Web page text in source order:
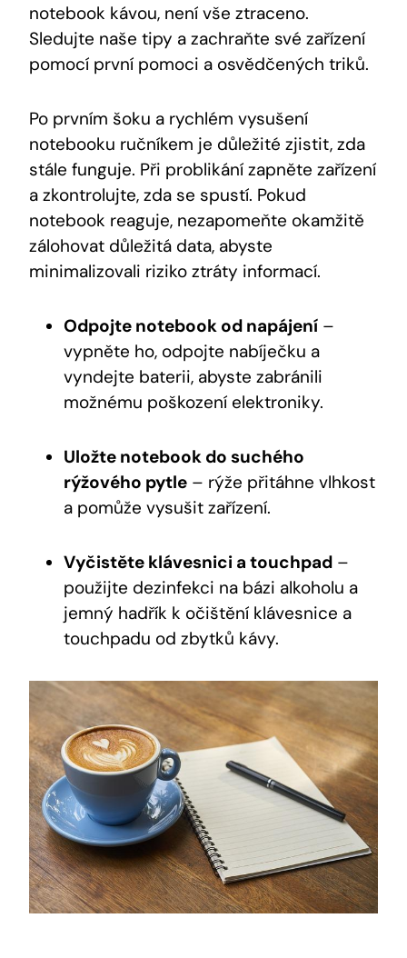
notebook kávou, není vše ztraceno.
Sledujte naše tipy a zachraňte své zařízení
pomocí první pomoci a osvědčených triků.
Po prvním šoku a rychlém vysušení
notebooku ručníkem je důležité zjistit, zda
stále funguje. Při problikání zapněte zařízení
a zkontrolujte, zda se spustí. Pokud
notebook reaguje, nezapomeňte okamžitě
zálohovat důležitá data, abyste
minimalizovali riziko ztráty informací.
Odpojte notebook od napájení –
vypněte ho, odpojte nabíječku a
vyndejte baterii, abyste zabránili
možnému poškození elektroniky.
Uložte notebook do suchého
rýžového pytle – rýže přitáhne vlhkost
a pomůže vysušit zařízení.
Vyčistěte klávesnici a touchpad –
použijte dezinfekci na bázi alkoholu a
jemný hadřík k očištění klávesnice a
touchpadu od zbytků kávy.